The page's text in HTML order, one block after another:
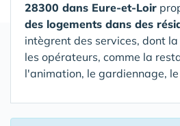
28300 dans Eure-et-Loir
des logements dans des
intègrent des services, dont
les opérateurs, comme la
l'animation, le gardiennage, le